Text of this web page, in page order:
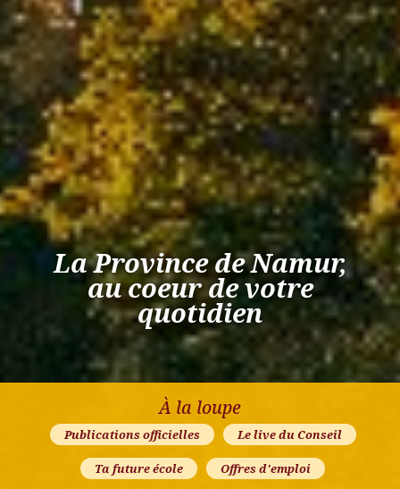
La Province de Namur,
au coeur de votre
quotidien
À la loupe
Publications officielles Le live du Conseil
Ta future école Offres d'emploi